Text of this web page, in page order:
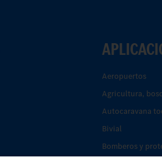
Aeropuertos
Agricultura,
Autocaravana
Bivial
Bomberos y